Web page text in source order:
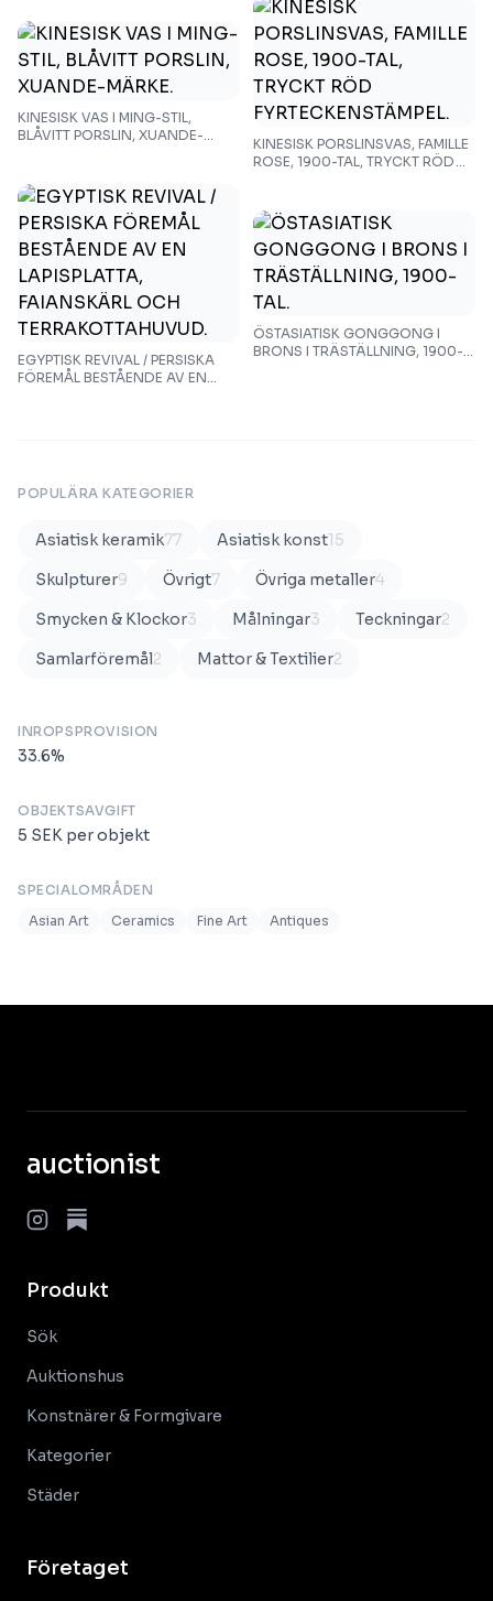
KINESISK VAS I MING-STIL,
BLÅVITT PORSLIN, XUANDE-
KINESISK PORSLINSVAS, FAMILLE
ROSE, 1900-TAL, TRYCKT RÖD
EGYPTISK REVIVAL / PERSISKA
FÖREMÅL BESTÅENDE AV EN
ÖSTASIATISK GONGGONG I
BRONS I TRÄSTÄLLNING, 1900-
POPULÄRA KATEGORIER
Asiatisk keramik77 Asiatisk konst15
Skulpturer9 Övrigt7 Övriga metaller4
Smycken & Klockor3 Målningar3 Teckningar2
Samlarföremål2 Mattor & Textilier2
INROPSPROVISION
33.6%
OBJEKTSAVGIFT
5 SEK per objekt
SPECIALOMRÅDEN
Asian Art
Ceramics Fine Art Antiques
auctionist
Produkt
Sök
Auktionshus
Konstnärer & Formgivare
Kategorier
Städer
Företaget